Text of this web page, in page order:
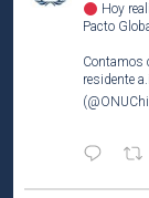
Hoy
Pacto
Contamos
residente